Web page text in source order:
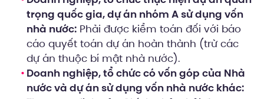
trọng quốc gia, dự án nhóm A sử dụng vốn
nhà nước: Phải được kiểm toán đối với báo
cáo quyết toán dự án hoàn thành (trừ các
dự án thuộc bí mật nhà nước).
Doanh nghiệp, tổ chức có vốn góp của Nhà
nước và dự án sử dụng vốn nhà nước khác: